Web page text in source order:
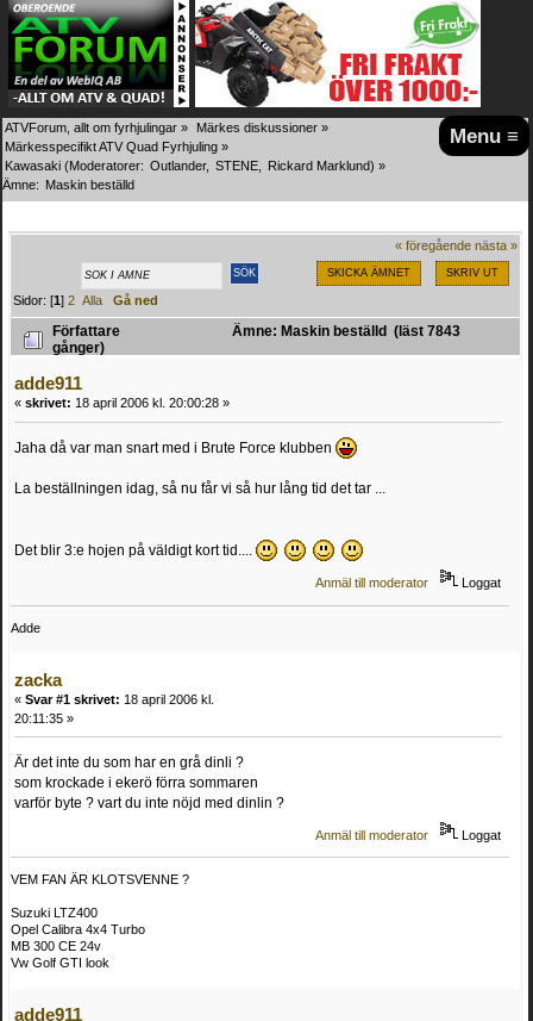
Menu ≡
ATVForum, allt om fyrhjulingar » Märkes diskussioner »
Märkesspecifikt ATV Quad Fyrhjuling »
Kawasaki (Moderatorer: Outlander, STENE Rickard Marklund) »
Ämne: Maskin beställd
« föregående nästa »
SKICKA ÄMNET SKRIV UT
Sidor: [1]2 Alla Gå ned
Författare
Ämne: Maskin beställd (läst 7843
gånger)
adde911
« skrivet: 18 april 2006 kl. 20:00:28 »
Jaha då var man snart med i Brute Force klubben
La beställningen idag, så nu får vi så hur lång tid det tar ...
Det blir 3:e hojen på väldigt kort tid....
Anmäl till moderator Loggat
Adde
zacka
« Svar #1 skrivet: 18 april 2006 kl.
20:11:35 »
Är det inte du som har en grå dinli ?
som krockade i ekerö förra sommaren
varför byte ? vart du inte nöjd med dinlin ?
Anmäl till moderator Loggat
VEM FAN ÄR KLOTSVENNE ?
Suzuki LTZ400
Opel Calibra 4x4 Turbo
MB 300 CE 24v
Vw Golf GTI look
adde911